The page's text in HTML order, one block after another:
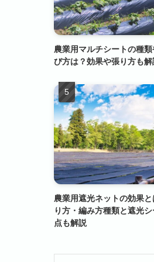
農業用マルチシートの種
び方は？効果や張り方も解
農業用遮光ネットの効果
り方・編み方種類と遮光
点も解説